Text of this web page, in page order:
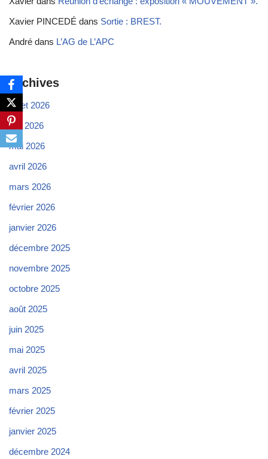
Xavier PINCEDÉ dans Sortie : BREST.
André dans L’AG de L’APC
Archives
juillet 2026
juin 2026
mai 2026
avril 2026
mars 2026
février 2026
janvier 2026
décembre 2025
novembre 2025
octobre 2025
août 2025
juin 2025
mai 2025
avril 2025
mars 2025
février 2025
janvier 2025
décembre 2024